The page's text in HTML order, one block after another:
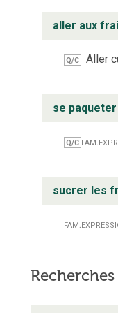
aller aux
Q/C Aller
se
Q/C fam.
sucrer les
fam.
Recherches